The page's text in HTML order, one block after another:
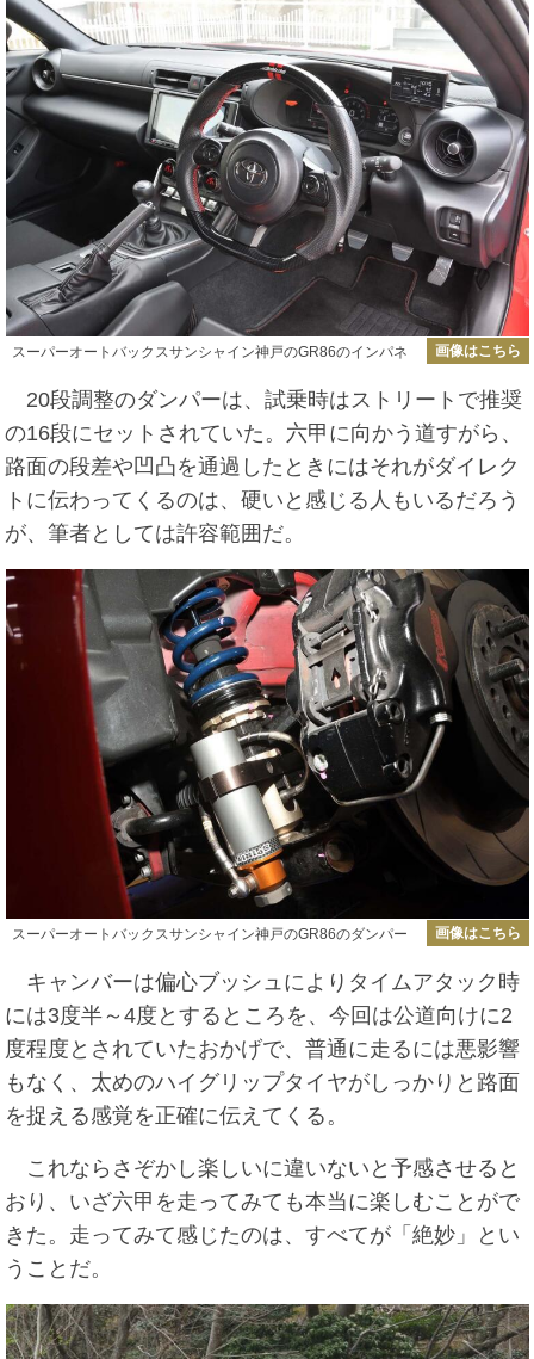
スーパーオートバックスサンシャイン神戸のGR86のインパネ 画像はこちら
20段調整のダンパーは、試乗時はストリートで推奨
の16段にセットされていた。六甲に向かう道すがら、
路面の段差や凹凸を通過したときにはそれがダイレク
トに伝わってくるのは、硬いと感じる人もいるだろう
が、筆者としては許容範囲だ。
スーパーオートバックスサンシャイン神戸のGR86のダンパー 画像はこちら
キャンバーは偏心ブッシュによりタイムアタック時
には3度半～4度とするところを、今回は公道向けに2
度程度とされていたおかげで、普通に走るには悪影響
もなく、太めのハイグリップタイヤがしっかりと路面
を捉える感覚を正確に伝えてくる。
これならさぞかし楽しいに違いないと予感させると
おり、いざ六甲を走ってみても本当に楽しむことがで
きた。走ってみて感じたのは、すべてが「絶妙」とい
うことだ。